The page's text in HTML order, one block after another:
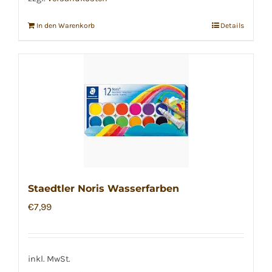
In den Warenkorb Details
Staedtler Noris Wasserfarben
€7,99
inkl. MwSt.